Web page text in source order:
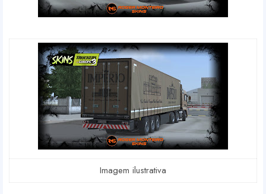
Imagem ilustrativa